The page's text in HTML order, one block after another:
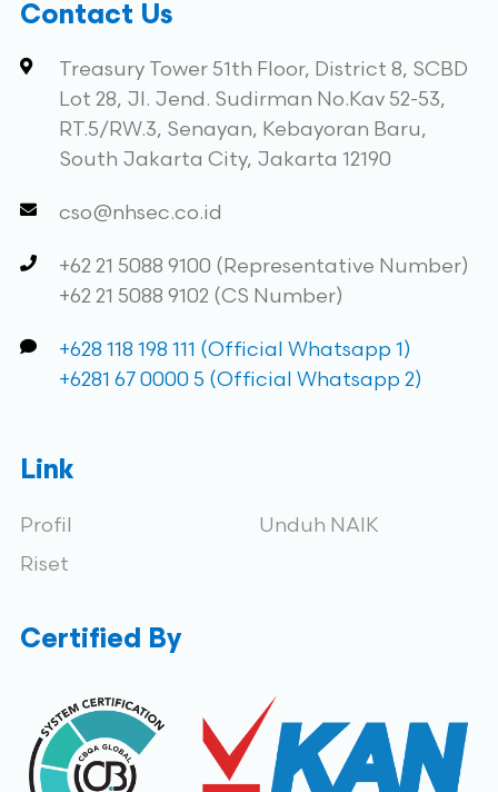
Contact Us
Treasury Tower 51th Floor, District 8, SCBD
Lot 28, Jl. Jend. Sudirman No.Kav 52-53,
RT.5/RW.3, Senayan, Kebayoran Baru,
South Jakarta City, Jakarta 12190
cso@nhsec.co.id
+62 21 5088 9100 (Representative Number)
+62 21 5088 9102 (CS Number)
+628 118 198 111 (Official Whatsapp 1)
+6281 67 0000 5 (Official Whatsapp 2)
Link
Profil
Riset
Unduh NAIK
Certified By